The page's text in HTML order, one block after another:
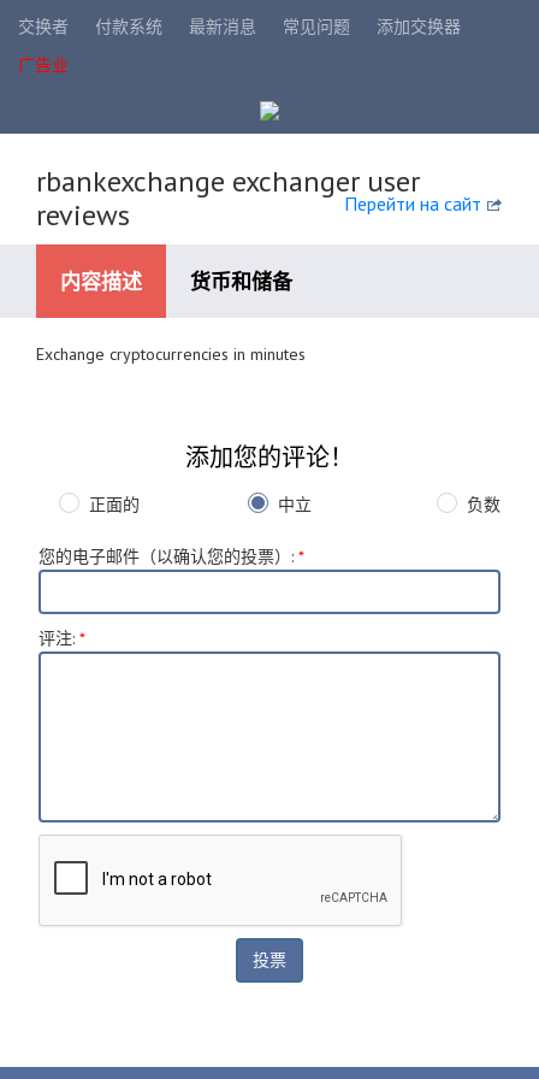
交换者 付款系统 最新消息 常见问题
添加交换器
广告业
Перейти на сайт
rbankexchange exchanger user
reviews
内容描述 货币和储备
可用的支付系统
Exchange cryptocurrencies in minutes
添加您的评论！
正面的 中立 负数
您的电子邮件（以确认您的投票） : *
评注: *